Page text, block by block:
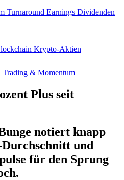
Turnaround Earnings Dividenden
Krypto-Aktien
Trading & Momentum
Plus seit
notiert knapp
und
für den Sprung